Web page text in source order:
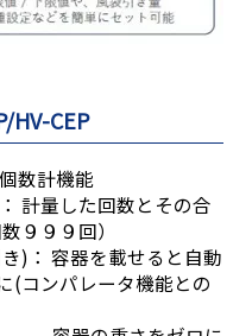
HV-CEP
数計機能
計量した回数とその合
９９９回）
)： 容器を載せると自動
(コンパレータ機能との